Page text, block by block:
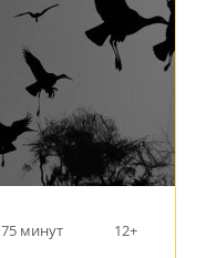
75 минут 12+